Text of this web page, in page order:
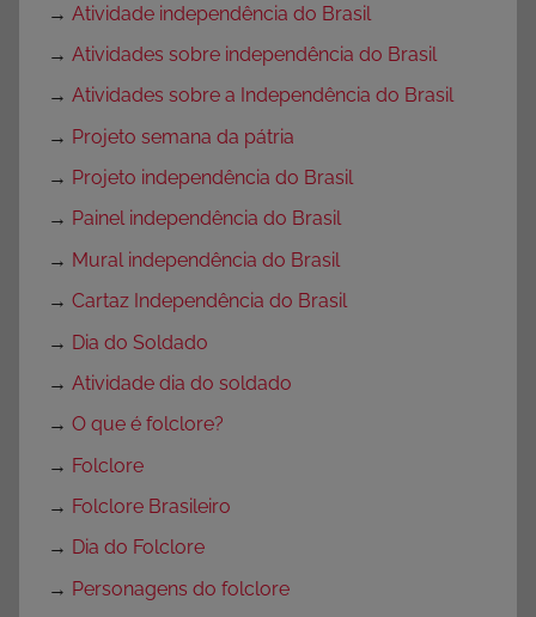
→ Atividade independência do Brasil
→ Atividades sobre independência do Brasil
→ Atividades sobre a Independência do Brasil
→ Projeto semana da pátria
→ Projeto independência do Brasil
→ Painel independência do Brasil
→ Mural independência do Brasil
→ Cartaz Independência do Brasil
→ Dia do Soldado
→ Atividade dia do soldado
→ O que é folclore?
→ Folclore
→ Folclore Brasileiro
→ Dia do Folclore
→ Personagens do folclore